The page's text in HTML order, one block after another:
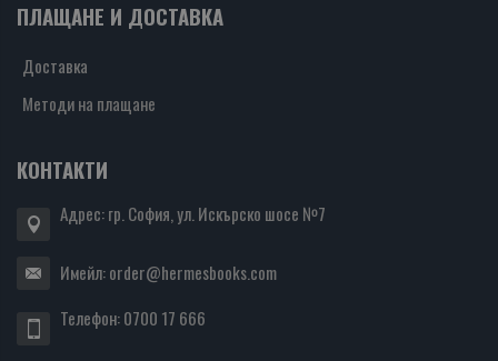
ПЛАЩАНЕ И ДОСТАВКА
Доставка
Методи на плащане
КОНТАКТИ
Адрес: гр. София, ул. Искърско шосе №7
Имейл:order@hermesbooks.com
Телефон:0700 17 666